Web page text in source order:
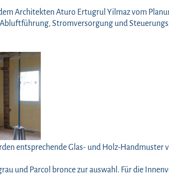
Architekten Aturo Ertugrul Yilmaz vom
Stromversorgung und
entsprechende Glas- und Holz-
und Parcol bronce zur auswahl. Für die